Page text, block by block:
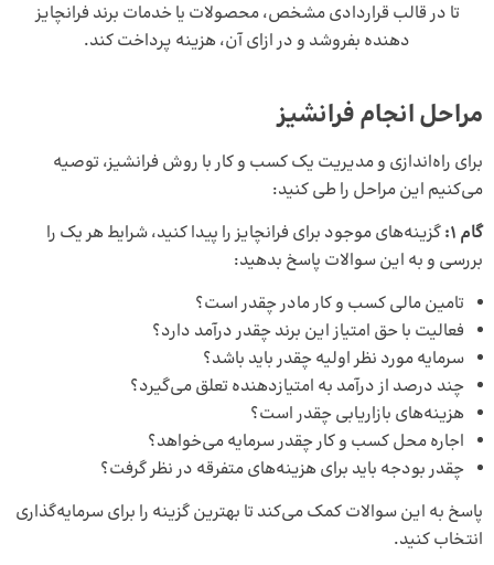
تا در قالب قراردادی مشخص، محصولات یا خدمات برند فرانچایز
دهنده بفروشد و در ازای آن، هزینه‌ پرداخت کند.
مراحل انجام فرانشیز
برای راه‌اندازی و مدیریت یک کسب و کار با روش فرانشیز، توصیه
می‌کنیم این مراحل را طی کنید:
گام 1:
گزینه‌های موجود برای فرانچایز را پیدا کنید، شرایط هر یک را
بررسی و به این سوالات پاسخ بدهید:
تامین مالی کسب و کار مادر چقدر است؟
فعالیت با حق امتیاز این برند چقدر درآمد دارد؟
سرمایه مورد نظر اولیه چقدر باید باشد؟
چند درصد از درآمد به امتیازدهنده تعلق می‌گیرد؟
هزینه‌های بازاریابی چقدر است؟
اجاره محل کسب و کار چقدر سرمایه می‌خواهد؟
چقدر بودجه باید برای هزینه‌های متفرقه در نظر گرفت؟
پاسخ به این سوالات کمک می‌کند تا بهترین گزینه را برای سرمایه‌گذاری
انتخاب کنید.